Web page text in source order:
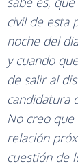
civil de esta
noche del
y cuando
de salir al
candidatura
No creo
relación
cuestión de